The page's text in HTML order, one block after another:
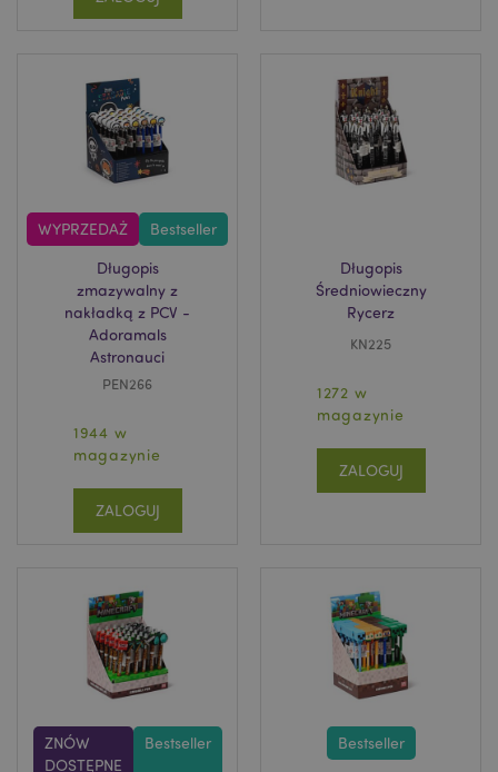
WYPRZEDAŻ Bestseller
Długopis
zmazywalny z
nakładką z PCV -
Adoramals
Astronauci
PEN266
1944 w
magazynie
ZALOGUJ
Długopis
Średniowieczny
Rycerz
KN225
1272 w
magazynie
ZALOGUJ
ZNÓW
DOSTĘPNE
Bestseller Bestseller
mage-messages
Adobe Inc.
www.puckator.pl
www.puckator.pl
X-Magento-Vary
Adobe Inc.
www.puckator.pl